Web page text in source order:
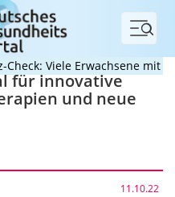
Menü
Viele Erwachsene mit
für innovative
und neue
11.10.22